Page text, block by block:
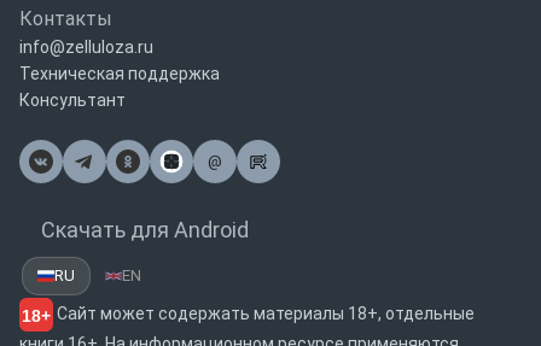
Контакты
info@zelluloza.ru
Техническая поддержка
Консультант
@
Почта
Скачать для Android
RU EN
18+ Сайт может содержать материалы 18+, отдельные